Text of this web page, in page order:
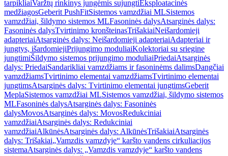
tarpikliaiVaržtų rinkinys jungėmis sujungtiEksploatacinės
medžiagosGeberit PushFitSistemos vamzdžiai MLSistemos
vamzdžiai, šildymo sistemos MLFasoninės dalysAtsarginės dalys:
Fasoninės dalysTvirtinimo kronšteinasTrišakiaiNeišardomieji
adapteriaiAtsarginės dalys: Neišardomieji adapteriaiAdapteriai ir
jungtys, išardomiejiPrijungimo moduliaiKolektoriai su sriegine
jungtimiŠildymo sistemos prijungimo moduliaiPriedaiAtsarginės
dalys: PriedaiSandarikliai vamzdžiams ir fasoninėms dalimsDangčiai
vamzdžiamsTvirtinimo elementai vamzdžiamsTvirtinimo elementai
jungtimsAtsarginės dalys: Tvirtinimo elementai jungtimsGeberit
MeplaSistemos vamzdžiai MLSistemos vamzdžiai, šildymo sistemos
MLFasoninės dalysAtsarginės dalys: Fasoninės
dalysMovosAtsarginės dalys: MovosRedukciniai
vamzdžiaiAtsarginės dalys: Redukciniai
vamzdžiaiAlkūnėsAtsarginės dalys: AlkūnėsTrišakiaiAtsarginės
dalys: Trišakiai„Vamzdis vamzdyje“ karšto vandens cirkuliacijos
sistemaAtsarginės dalys: „Vamzdis vamzdyje“ karšto vandens